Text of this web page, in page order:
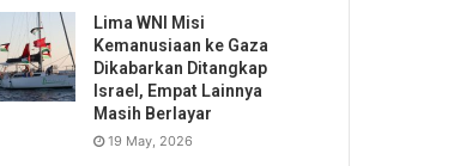
Lima WNI Misi
Kemanusiaan ke Gaza
Dikabarkan Ditangkap
Israel, Empat Lainnya
Masih Berlayar
19 May, 2026